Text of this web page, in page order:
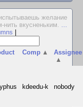
желание
нить вкусненьким. ...
Comp ▲
Assignee
▲
kdeedu-k nobody